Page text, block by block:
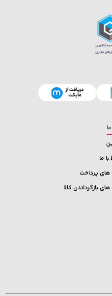
141,000 تومان
165,900
با ما
پرداخت
بازگرداندن کالا